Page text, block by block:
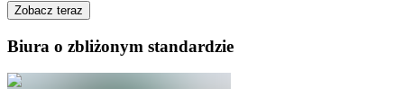
Zobacz teraz
Biura o zbliżonym standardzie